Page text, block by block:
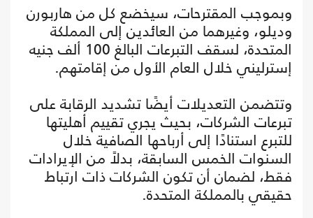
وبموجب المقترحات، سيخضع كل من هاربورن
وديلو، وغيرهما من العائدين إلى المملكة
المتحدة، لسقف التبرعات البالغ 100 ألف جنيه
إسترليني خلال العام الأول من إقامتهم.
وتتضمن التعديلات أيضًا تشديد الرقابة على
تبرعات الشركات، بحيث يجري تقييم أهليتها
للتبرع استنادًا إلى أرباحها الصافية خلال
السنوات الخمس السابقة، بدلاً من الإيرادات
فقط، لضمان أن تكون الشركات ذات ارتباط
حقيقي بالمملكة المتحدة.